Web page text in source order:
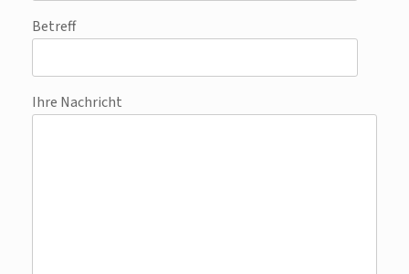
Betreff
Ihre Nachricht